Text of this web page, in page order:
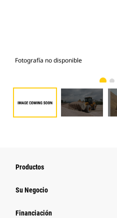
Fotografía no disponible
Productos
Su Negocio
Financiación